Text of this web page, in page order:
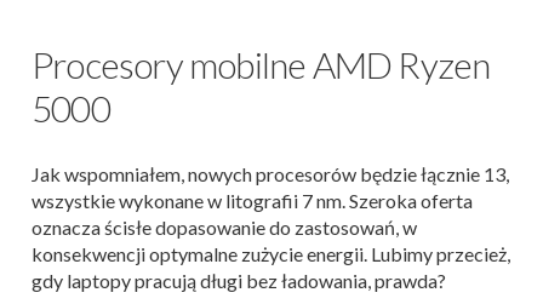
Procesory mobilne AMD Ryzen
5000
Jak wspomniałem, nowych procesorów będzie łącznie 13,
wszystkie wykonane w litografii 7 nm. Szeroka oferta
oznacza ścisłe dopasowanie do zastosowań, w
konsekwencji optymalne zużycie energii. Lubimy przecież,
gdy laptopy pracują długi bez ładowania, prawda?